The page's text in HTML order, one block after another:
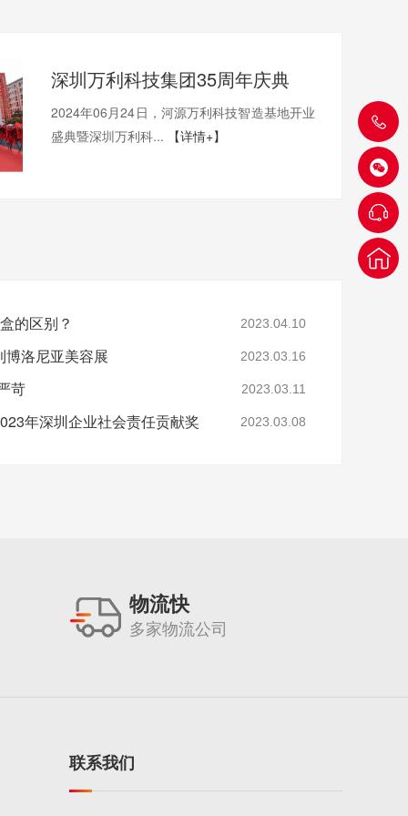
深圳万利科技集团35周年庆典
2024年06月24日，河源万利科技智造基地开业
盛典暨深圳万利科...
【详情+】
的区别？ 2023.04.10
洛尼亚美容展 2023.03.16
苛 2023.03.11
年深圳企业社会责任贡献奖 2023.03.08
物流快
多家物流公司
联系我们